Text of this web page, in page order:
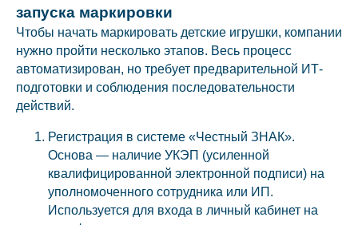
запуска маркировки
Чтобы начать маркировать детские игрушки, компании
нужно пройти несколько этапов. Весь процесс
автоматизирован, но требует предварительной ИТ-
подготовки и соблюдения последовательности
действий.
Регистрация в системе «Честный ЗНАК».
Основа — наличие УКЭП (усиленной
квалифицированной электронной подписи) на
уполномоченного сотрудника или ИП.
Используется для входа в личный кабинет на